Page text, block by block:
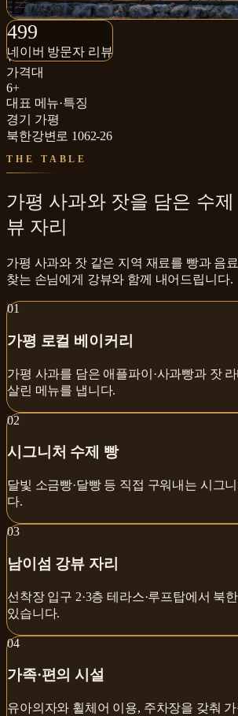
499
네이버 방문자 리뷰
499+
네이버 방문자 리뷰
₩
가격대
6+
대표 메뉴·특징
경기 가평
북한강변로 1062-26
THE TABLE
가평 사과와 잣을 담은 수제
뷰 자리
가평 사과와 잣 같은 지역 재료를 빵과 음
찾는 손님에게 강뷰와 함께 내어드립니다.
01
가평 로컬 베이커리
가평 사과를 담은 애플파이·사과빵과 잣
살린 메뉴를 냅니다.
02
시그니처 수제 빵
달빛 소금빵·달빵 등 직접 구워내는 시그
다.
03
남이섬 강뷰 자리
선착장 입구 2·3층 테라스·루프탑에서 북
있습니다.
04
가족·편의 시설
유아의자와 휠체어 이용, 주차장을 갖춰